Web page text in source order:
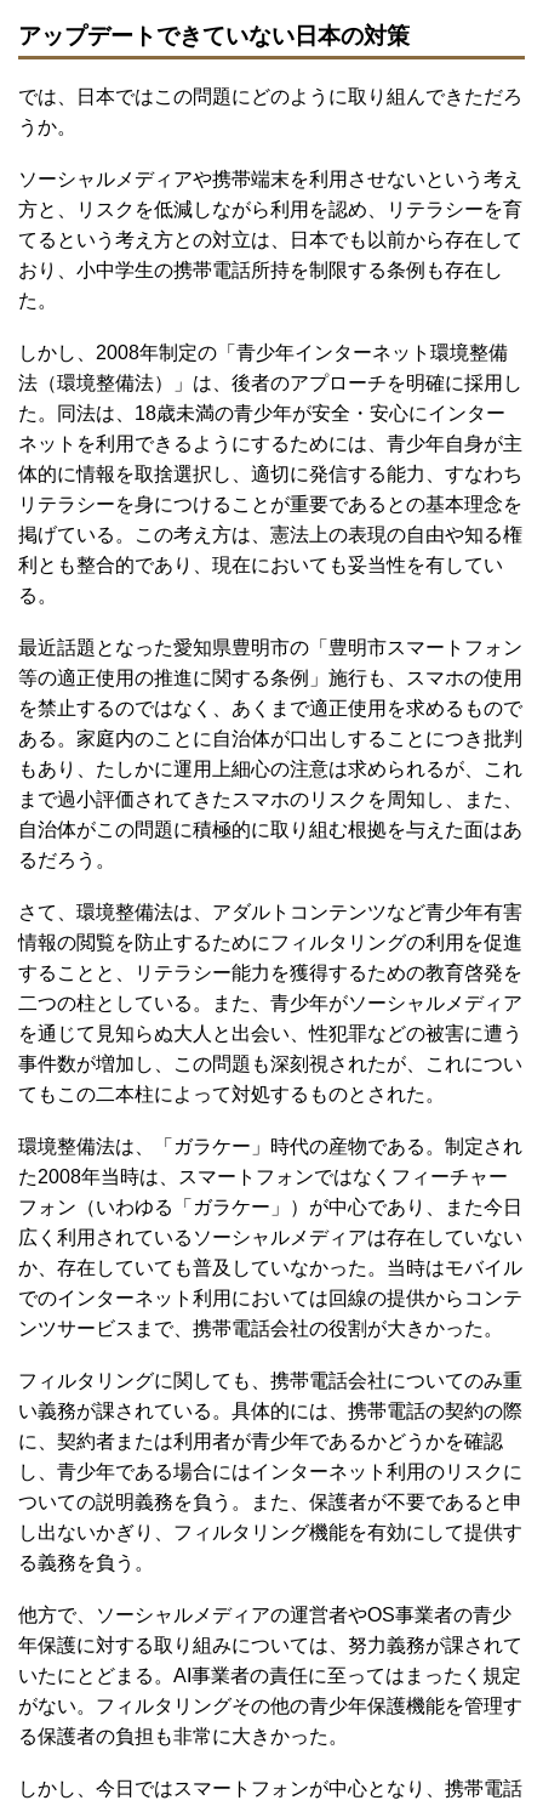
アップデートできていない日本の対策
では、日本ではこの問題にどのように取り組んできただろ
うか。
ソーシャルメディアや携帯端末を利用させないという考え
方と、リスクを低減しながら利用を認め、リテラシーを育
てるという考え方との対立は、日本でも以前から存在して
おり、小中学生の携帯電話所持を制限する条例も存在し
た。
しかし、2008年制定の「青少年インターネット環境整備
法（環境整備法）」は、後者のアプローチを明確に採用し
た。同法は、18歳未満の青少年が安全・安心にインター
ネットを利用できるようにするためには、青少年自身が主
体的に情報を取捨選択し、適切に発信する能力、すなわち
リテラシーを身につけることが重要であるとの基本理念を
掲げている。この考え方は、憲法上の表現の自由や知る権
利とも整合的であり、現在においても妥当性を有してい
る。
最近話題となった愛知県豊明市の「豊明市スマートフォン
等の適正使用の推進に関する条例」施行も、スマホの使用
を禁止するのではなく、あくまで適正使用を求めるもので
ある。家庭内のことに自治体が口出しすることにつき批判
もあり、たしかに運用上細心の注意は求められるが、これ
まで過小評価されてきたスマホのリスクを周知し、また、
自治体がこの問題に積極的に取り組む根拠を与えた面はあ
るだろう。
さて、環境整備法は、アダルトコンテンツなど青少年有害
情報の閲覧を防止するためにフィルタリングの利用を促進
することと、リテラシー能力を獲得するための教育啓発を
二つの柱としている。また、青少年がソーシャルメディア
を通じて見知らぬ大人と出会い、性犯罪などの被害に遭う
事件数が増加し、この問題も深刻視されたが、これについ
てもこの二本柱によって対処するものとされた。
環境整備法は、「ガラケー」時代の産物である。制定され
た2008年当時は、スマートフォンではなくフィーチャー
フォン（いわゆる「ガラケー」）が中心であり、また今日
広く利用されているソーシャルメディアは存在していない
か、存在していても普及していなかった。当時はモバイル
でのインターネット利用においては回線の提供からコンテ
ンツサービスまで、携帯電話会社の役割が大きかった。
フィルタリングに関しても、携帯電話会社についてのみ重
い義務が課されている。具体的には、携帯電話の契約の際
に、契約者または利用者が青少年であるかどうかを確認
し、青少年である場合にはインターネット利用のリスクに
ついての説明義務を負う。また、保護者が不要であると申
し出ないかぎり、フィルタリング機能を有効にして提供す
る義務を負う。
他方で、ソーシャルメディアの運営者やOS事業者の青少
年保護に対する取り組みについては、努力義務が課されて
いたにとどまる。AI事業者の責任に至ってはまったく規定
がない。フィルタリングその他の青少年保護機能を管理す
る保護者の負担も非常に大きかった。
しかし、今日ではスマートフォンが中心となり、携帯電話